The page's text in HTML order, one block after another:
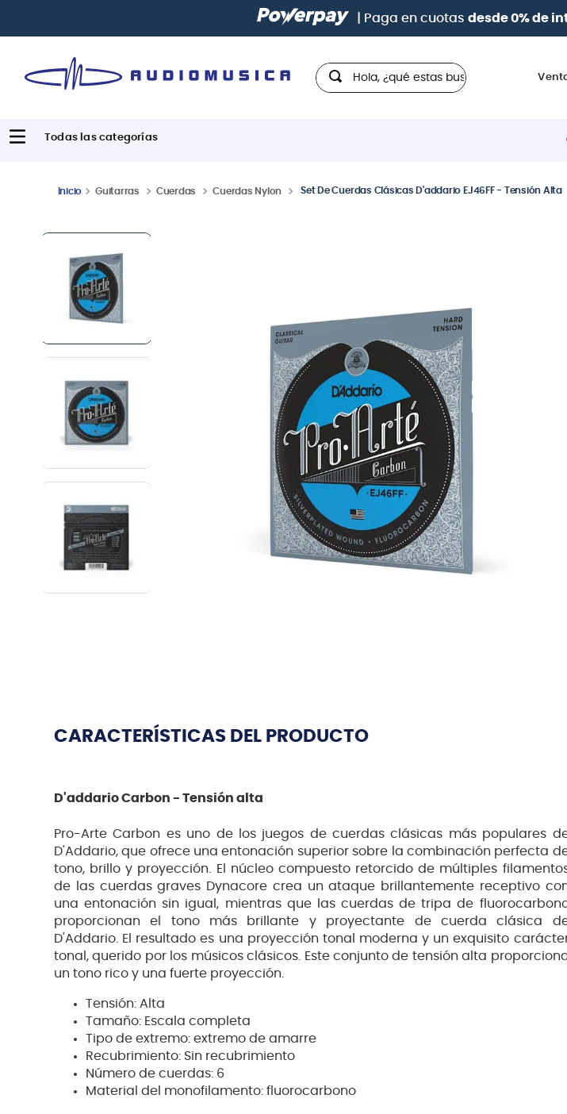
Paga conhasta 12 cuotas sin interesescon
Hola, ¿qué estas buscando?
Guitarras Cuerdas Cuerdas Nylon Set De Cuerdas Clásicas D'addario EJ46FF - Tensión Alta
CARACTERÍSTICAS DEL PRODUCTO
D'addario Carbon - Tensión alta
Pro-Arte Carbon es uno de los juegos de cuerdas clásicas más populares
D'Addario, que ofrece una entonación superior sobre la combinación perfecta
tono, brillo y proyección. El núcleo compuesto retorcido de múltiples
de las cuerdas graves Dynacore crea un ataque brillantemente receptivo
una entonación sin igual, mientras que las cuerdas de tripa de
proporcionan el tono más brillante y proyectante de cuerda clásica
D'Addario. El resultado es una proyección tonal moderna y un exquisito
tonal, querido por los músicos clásicos. Este conjunto de tensión alta
un tono rico y una fuerte proyección.
Tensión: Alta
Tamaño: Escala completa
Tipo de extremo: extremo de amarre
Recubrimiento: Sin recubrimiento
Número de cuerdas: 6
Material del monofilamento: fluorocarbono